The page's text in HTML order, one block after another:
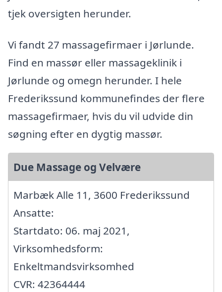
tjek oversigten herunder.
Vi fandt 27 massagefirmaer i Jørlunde.
Find en massør eller massageklinik i
Jørlunde og omegn herunder. I hele
Frederikssund kommunefindes der flere
massagefirmaer, hvis du vil udvide din
søgning efter en dygtig massør.
Due Massage og Velvære
Marbæk Alle 11, 3600 Frederikssund
Ansatte:
Startdato: 06. maj 2021,
Virksomhedsform:
Enkeltmandsvirksomhed
CVR: 42364444